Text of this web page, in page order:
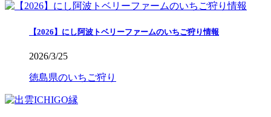
【2026】にし阿波トベリーファームのいちご狩り情報
2026/3/25
徳島県のいちご狩り